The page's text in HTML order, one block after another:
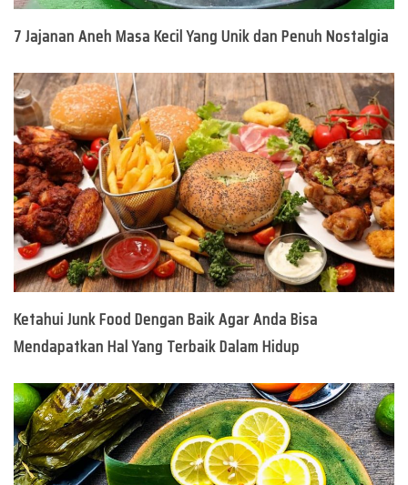
7 Jajanan Aneh Masa Kecil Yang Unik dan Penuh Nostalgia
Ketahui Junk Food Dengan Baik Agar Anda Bisa
Mendapatkan Hal Yang Terbaik Dalam Hidup